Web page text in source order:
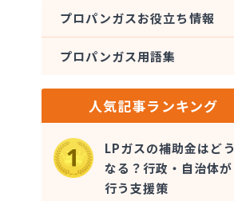
プロパンガスお役立ち情報
プロパンガス用語集
人気記事ランキング
LPガスの補助金はどう
なる？行政・自治体が
行う支援策